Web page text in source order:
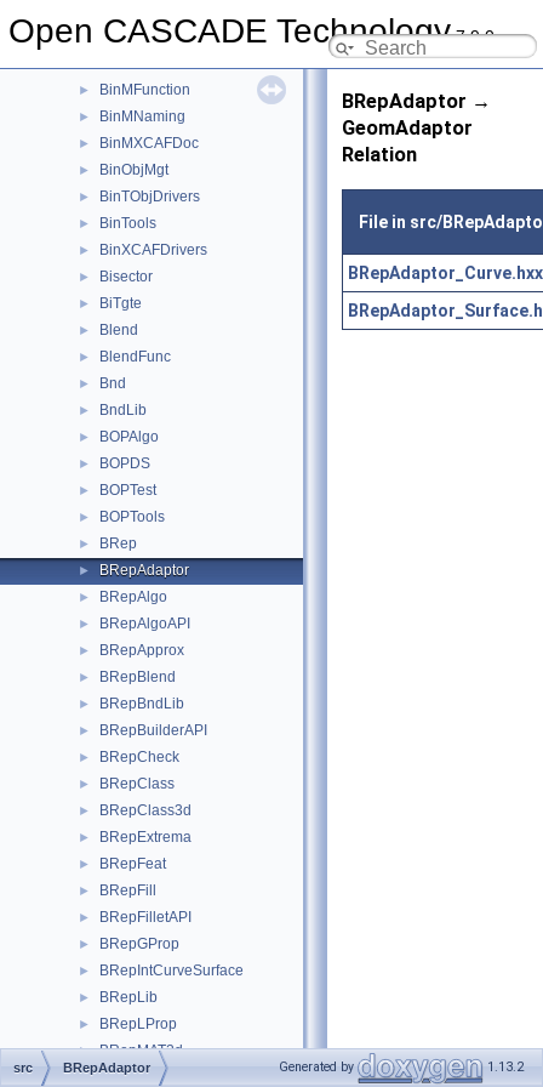
Open CASCADE Technology7.9.0
BinMDF
► BinMFunction
► BinMNaming
► BinMXCAFDoc
► BinObjMgt
► BinTObjDrivers
► BinTools
► BinXCAFDrivers
► Bisector
► BiTgte
► Blend
► BlendFunc
► Bnd
► BndLib
► BOPAlgo
► BOPDS
► BOPTest
► BOPTools
► BRep
► BRepAdaptor
► BRepAlgo
► BRepAlgoAPI
► BRepApprox
► BRepBlend
► BRepBndLib
► BRepBuilderAPI
► BRepCheck
► BRepClass
► BRepClass3d
► BRepExtrema
► BRepFeat
► BRepFill
► BRepFilletAPI
► BRepGProp
► BRepIntCurveSurface
► BRepLib
► BRepLProp
► BRepMAT2d
► BRepMesh
BRepAdaptor →
GeomAdaptor
Relation
File in src/
BRepAdaptor_Curve.hxx
src BRepAdaptor Generated by 1.13.2